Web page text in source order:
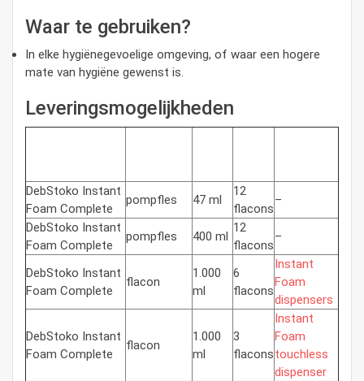
Waar te gebruiken?
In elke hygiënegevoelige omgeving, of waar een hogere
mate van hygiëne gewenst is.
Leveringsmogelijkheden
DebStoko Instant
Foam Complete
pompfles 47 ml
12
flacons
–
DebStoko Instant
Foam Complete
pompfles 400 ml
12
flacons
–
DebStoko Instant
Foam Complete
flacon
1.000
ml
6
flacons
Instant
Foam
dispensers
DebStoko Instant
Foam Complete
flacon
1.000
ml
3
flacons
Instant
Foam
touchless
dispenser